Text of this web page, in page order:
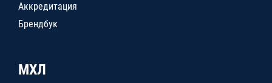
Аккредитация
Брендбук
МХЛ